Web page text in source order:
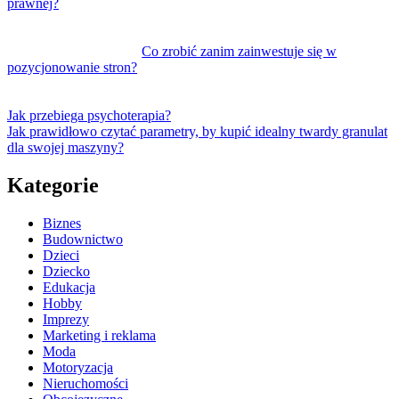
prawnej?
Co zrobić zanim zainwestuje się w
pozycjonowanie stron?
Jak przebiega psychoterapia?
Jak prawidłowo czytać parametry, by kupić idealny twardy granulat
dla swojej maszyny?
Kategorie
Biznes
Budownictwo
Dzieci
Dziecko
Edukacja
Hobby
Imprezy
Marketing i reklama
Moda
Motoryzacja
Nieruchomości